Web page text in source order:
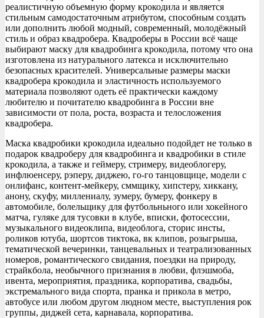
реалистичную объемную форму крокодила и является
стильным самодостаточным атрибутом, способным создать
или дополнить любой модный, современный, молодёжный
стиль и образ квадробера. Квадроберы в России всё чаще
выбирают маску для квадробинга крокодила, потому что она
изготовлена из натурального латекса и исключительно
безопасных красителей. Универсальные размеры маски
квадробера крокодила и эластичность используемого
материала позволяют одеть её практически каждому
любителю и почитателю квадробинга в России вне
зависимости от пола, роста, возраста и телосложения
квадробера.
Маска квадробики крокодила идеально подойдет не только в
подарок квадроберу для квадробинга и квадробики в стиле
крокодила, а также и геймеру, стримеру, видеоблогеру,
инфлюенсеру, рэперу, диджею, го-го танцовщице, модели с
онлифанс, контент-мейкеру, сммщику, хипстеру, хиккану,
анону, скуфу, миллениалу, зумеру, бумеру, фонкеру в
автомобиле, болельщику для футбольньного или хокейного
матча, гуляке для тусовки в клубе, вписки, фотосессии,
музыкального видеоклипа, видеоблога, сторис инсты,
роликов ютуба, шортсов тиктока, вк клипов, розыгрыша,
тематической вечеринки, танцевальных и театрализованных
номеров, романтического свидания, поездки на природу,
страйкбола, необычного признания в любви, флэшмоба,
ивента, мероприятия, праздника, корпоратива, свадьбы,
экстремального вида спорта, пранка и прикола в метро,
автобусе или любом другом людном месте, выступления рок
группы, диджей сета, карнавала, корпоратива.